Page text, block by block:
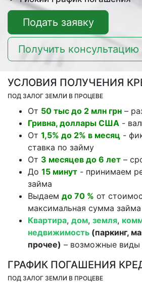
Подать заявку
Получить консультацию
УСЛОВИЯ ПОЛУЧЕНИЯ
ПОД ЗАЛОГ ЗЕМЛИ В ПРОЦЕВЕ
От 50 тыс до 2 млн грн –
Гривна, доллары США -
От 1,5% до 2% в месяц -
ставка по займу
От 3 месяцев до 6 лет –
До 15 минут - принимаем
займа
Выдаем до 70 % от
максимальная сумма займа
Квартира, дом, земля,
недвижимость (паркинг,
прочее) – возможные виды
ГРАФИК ПОГАШЕНИЯ
ПОД ЗАЛОГ ЗЕМЛИ В ПРОЦЕВЕ